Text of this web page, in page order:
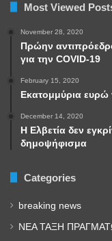
Most Viewed
November 28, 2020
Πρώην
για την COVID-19
February 15, 2020
Εκατομμύρια
December 14, 2020
Η Ελβετία δεν
δημοψήφισμα
Categories
breaking news
NEA TAΞΗ